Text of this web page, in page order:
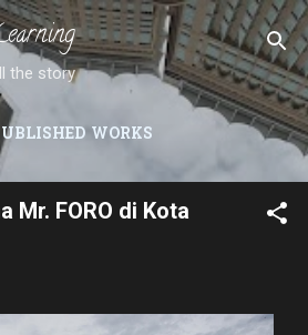
to main content
the story
WORKS
Mr. FORO di Kota